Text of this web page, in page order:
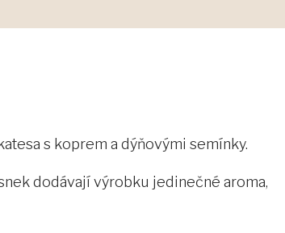
s koprem a dýňovými semínky.
dodávají výrobku jedinečné aroma,